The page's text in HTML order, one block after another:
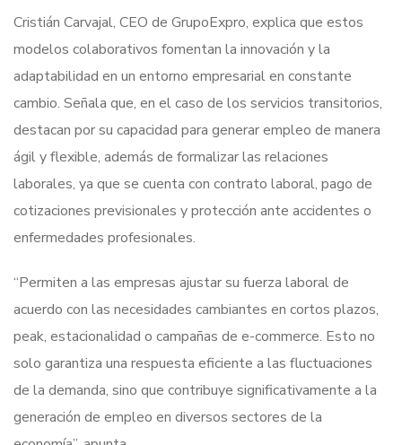
Cristián Carvajal, CEO de GrupoExpro, explica que estos
modelos colaborativos fomentan la innovación y la
adaptabilidad en un entorno empresarial en constante
cambio. Señala que, en el caso de los servicios transitorios,
destacan por su capacidad para generar empleo de manera
ágil y flexible, además de formalizar las relaciones
laborales, ya que se cuenta con contrato laboral, pago de
cotizaciones previsionales y protección ante accidentes o
enfermedades profesionales.
“Permiten a las empresas ajustar su fuerza laboral de
acuerdo con las necesidades cambiantes en cortos plazos,
peak, estacionalidad o campañas de e-commerce. Esto no
solo garantiza una respuesta eficiente a las fluctuaciones
de la demanda, sino que contribuye significativamente a la
generación de empleo en diversos sectores de la